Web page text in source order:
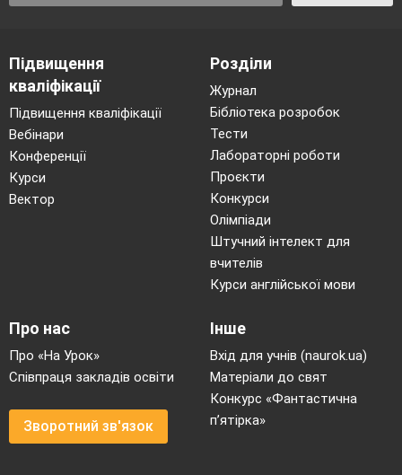
Підвищення
кваліфікації
Підвищення кваліфікації
Вебінари
Конференції
Курси
Вектор
Розділи
Журнал
Бібліотека розробок
Тести
Лабораторні роботи
Проєкти
Конкурси
Олімпіади
Штучний інтелект для
вчителів
Курси англійської мови
Про нас
Про «На Урок»
Співпраця закладів освіти
Зворотний зв'язок
Інше
Вхід для учнів (naurok.ua)
Матеріали до свят
Конкурс «Фантастична
п’ятірка»